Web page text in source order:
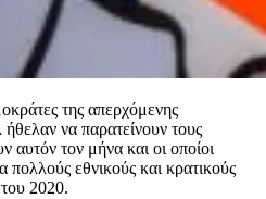
της απερχόμενης
να παρατείνουν τους
αυτόν τον μήνα και οι οποίοι
εθνικούς και κρατικούς
2020.